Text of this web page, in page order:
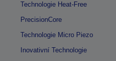
Technologie Heat-Free
PrecisionCore
Technologie Micro Piezo
Inovativní Technologie